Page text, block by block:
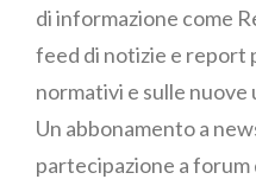
di informazione come
feed di notizie e report
normativi e sulle nuove
Un abbonamento a
partecipazione a forum